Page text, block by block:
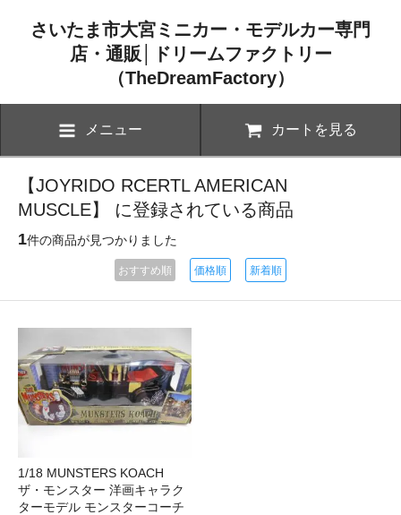
さいたま市大宮ミニカー・モデルカー専門
店・通販│ドリームファクトリー
（TheDreamFactory）
メニュー カートを見る
【JOYRIDO RCERTL AMERICAN
MUSCLE】 に登録されている商品
1件の商品が見つかりました
おすすめ順 価格順 新着順
1/18 MUNSTERS KOACH
ザ・モンスター 洋画キャラク
ターモデル モンスターコーチ